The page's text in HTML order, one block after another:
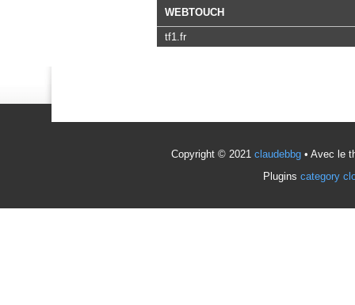
WEBTOUCH
tf1.fr
Copyright © 2021 claudebbg • Avec le
Plugins category